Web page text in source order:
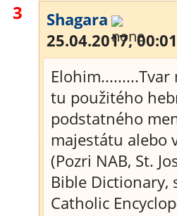
3
Shagara
25.04.2017, 00:01
tu použitého
podstatného
majestátu alebo
(Pozri NAB, St.
Bible Dictionary,
Catholic